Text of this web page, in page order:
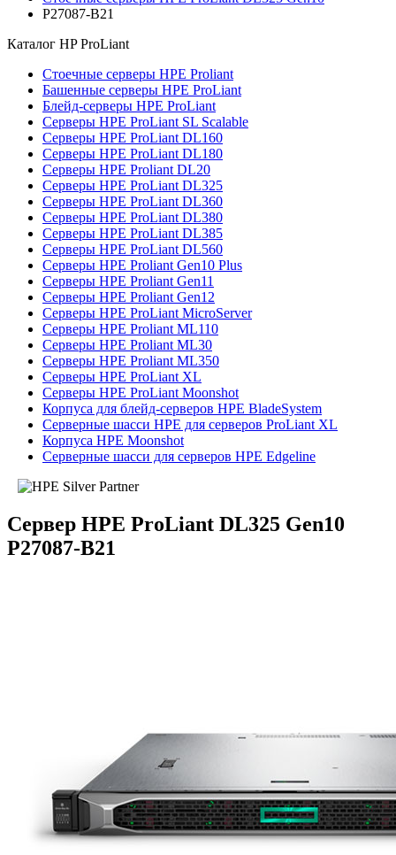
P27087-B21
Каталог HP ProLiant
Стоечные серверы HPE Proliant
Башенные серверы HPE ProLiant
Блейд-серверы HPE ProLiant
Серверы HPE ProLiant SL Scalable
Серверы HPE ProLiant DL160
Серверы HPE ProLiant DL180
Серверы HPE Proliant DL20
Серверы HPE ProLiant DL325
Серверы HPE ProLiant DL360
Серверы HPE ProLiant DL380
Серверы HPE ProLiant DL385
Серверы HPE ProLiant DL560
Серверы HPE Proliant Gen10 Plus
Серверы HPE Proliant Gen11
Серверы HPE Proliant Gen12
Серверы HPE ProLiant MicroServer
Серверы HPE Proliant ML110
Серверы HPE Proliant ML30
Серверы HPE Proliant ML350
Серверы HPE ProLiant XL
Серверы HPE ProLiant Moonshot
Корпуса для блейд-серверов HPE BladeSystem
Серверные шасси HPE для серверов ProLiant XL
Корпуса HPE Moonshot
Серверные шасси для серверов HPE Edgeline
Сервер HPE ProLiant DL325 Gen10
P27087-B21